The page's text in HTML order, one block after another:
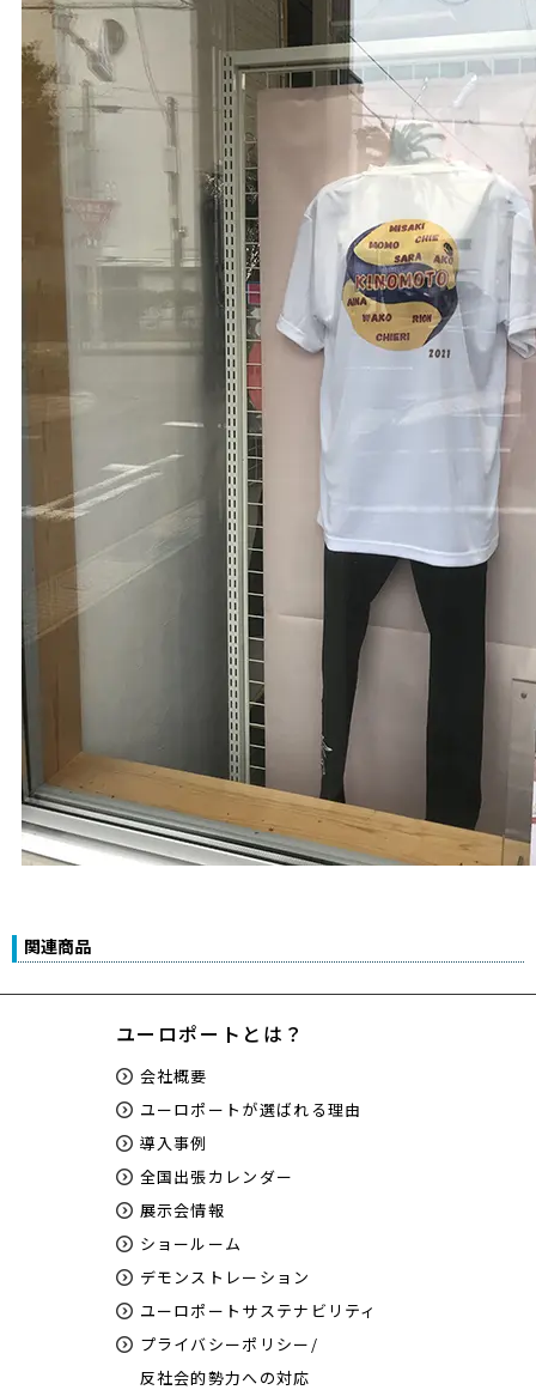
関連商品
ユーロポートとは？
会社概要
ユーロポートが選ばれる理由
導入事例
全国出張カレンダー
展示会情報
ショールーム
デモンストレーション
ユーロポートサステナビリティ
プライバシーポリシー/
反社会的勢力への対応